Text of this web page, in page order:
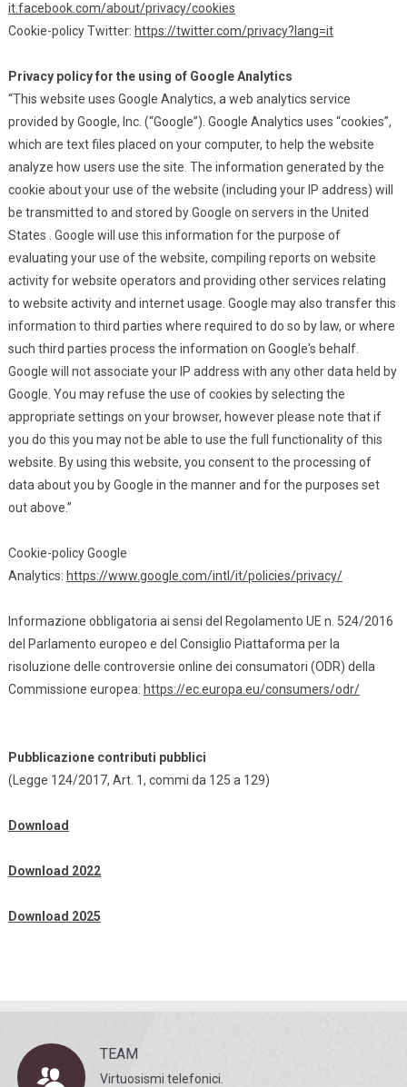
it.facebook.com/about/privacy/cookies
Cookie-policy Twitter: https://twitter.com/privacy?lang=it
Privacy policy for the using of Google Analytics
“This website uses Google Analytics, a web analytics service
provided by Google, Inc. (“Google”). Google Analytics uses “cookies”,
which are text files placed on your computer, to help the website
analyze how users use the site. The information generated by the
cookie about your use of the website (including your IP address) will
be transmitted to and stored by Google on servers in the United
States . Google will use this information for the purpose of
evaluating your use of the website, compiling reports on website
activity for website operators and providing other services relating
to website activity and internet usage. Google may also transfer this
information to third parties where required to do so by law, or where
such third parties process the information on Google's behalf.
Google will not associate your IP address with any other data held by
Google. You may refuse the use of cookies by selecting the
appropriate settings on your browser, however please note that if
you do this you may not be able to use the full functionality of this
website. By using this website, you consent to the processing of
data about you by Google in the manner and for the purposes set
out above.”
Cookie-policy Google
Analytics: https://www.google.com/intl/it/policies/privacy/
Informazione obbligatoria ai sensi del Regolamento UE n. 524/2016
del Parlamento europeo e del Consiglio Piattaforma per la
risoluzione delle controversie online dei consumatori (ODR) della
Commissione europea: https://ec.europa.eu/consumers/odr/
Pubblicazione contributi pubblici
(Legge 124/2017, Art. 1, commi da 125 a 129)
Download
Download 2022
Download 2025
TEAM
Virtuosismi telefonici.